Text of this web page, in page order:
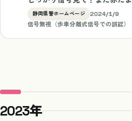
静岡県警ホームページ
2024/1/9
信号無視（歩車分離式信号での誤認）
2023年